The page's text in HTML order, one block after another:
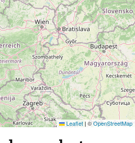
Leaflet | ©OpenStreetMap